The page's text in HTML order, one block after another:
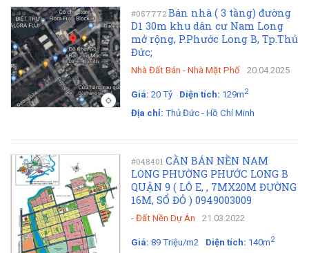
#057772 Bán nhà ( 3 tầng) đường
D1 30m khu dân cư Nam Long
mở rộng, P.Phước Long B, Tp.Thủ
Đức;
Nhà Đất Bán - Nhà Mặt Phố 20.04.2025
Giá: 20 Tỷ Diện tích: 129m2
Địa chỉ: Thủ Đức - Hồ Chí Minh
#048401 CẦN BÁN NỀN NAM
LONG PHƯỜNG PHƯỚC LONG B
QUẬN 9 ( LÔ E, , 7MX20M ĐƯỜNG
16M, SỔ ĐỎ ) 0949003009
- Đất Nền Dự Án 21.03.2022
Giá: 89 Triệu/m2 Diện tích: 140m2